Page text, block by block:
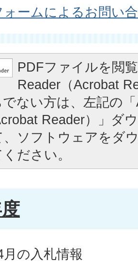
ォームによるお問い
PDFファイルを閲
Reader（Acrobat
ない方は、左記の
Reader）」ダ
、ソフトウェアをダ
ださい。
の入札情報